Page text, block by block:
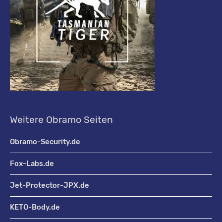
Weitere Obramo Seiten
Obramo-Security.de
Fox-Labs.de
Jet-Protector-JPX.de
KETO-Body.de